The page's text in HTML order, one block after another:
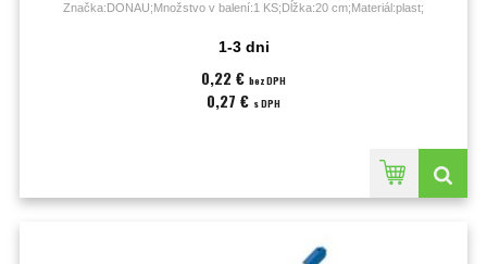
Značka:DONAU;Množstvo v balení:1 KS;Dĺžka:20 cm;Materiál:plast;
1-3 dni
0,22 € bez DPH
0,27 € s DPH